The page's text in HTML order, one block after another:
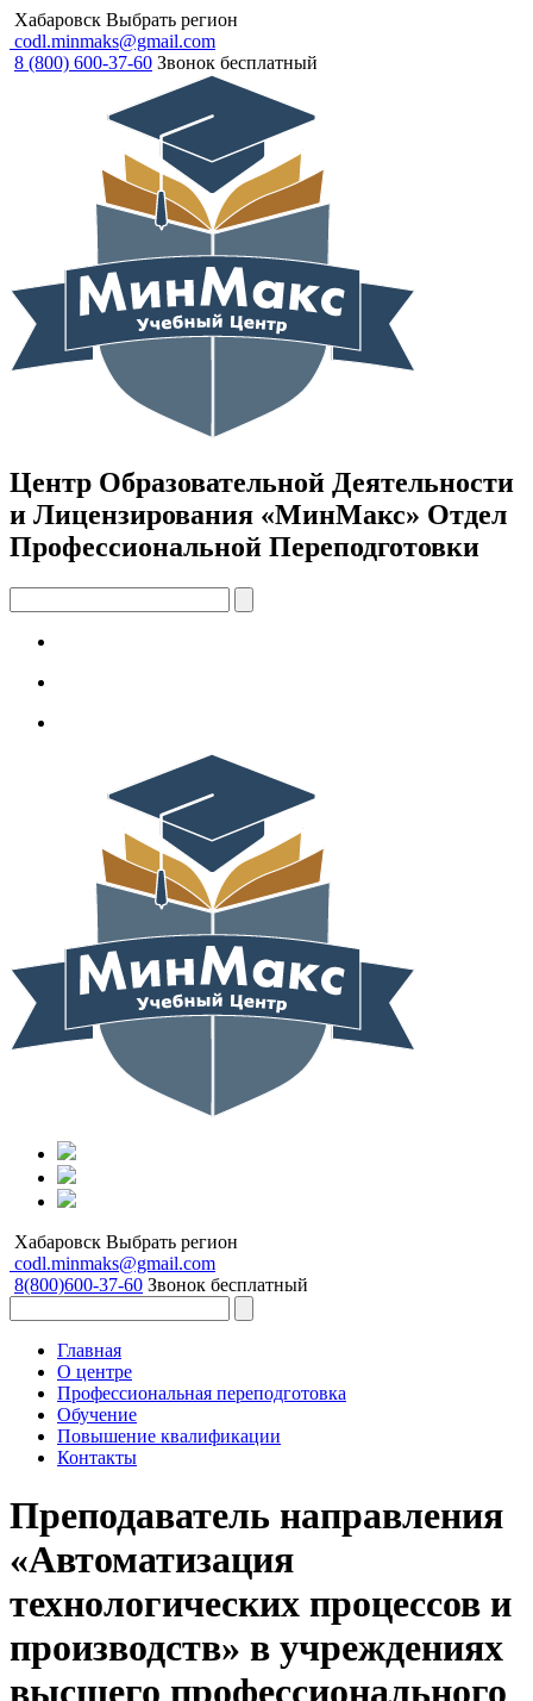
Хабаровск Выбрать регион
codl.minmaks@gmail.com
8 (800) 600-37-60 Звонок бесплатный
Центр Образовательной Деятельности
и Лицензирования «МинМакс» Отдел
Профессиональной Переподготовки
Хабаровск Выбрать регион
codl.minmaks@gmail.com
8(800)600-37-60 Звонок бесплатный
Главная
О центре
Профессиональная переподготовка
Обучение
Повышение квалификации
Контакты
Преподаватель направления
«Автоматизация
технологических процессов и
производств» в учреждениях
высшего профессионального